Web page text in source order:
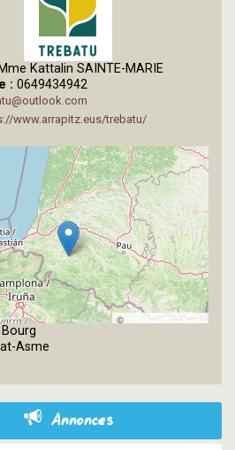
Mme Kattalin SAINTE-MARIE
: 0649434942
www.arrapitz.eus/trebatu/
©
Asme
Annonces